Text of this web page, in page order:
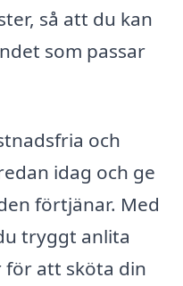
så att du kan
som passar
och
idag och ge
förtjänar. Med
tryggt anlita
för att sköta din